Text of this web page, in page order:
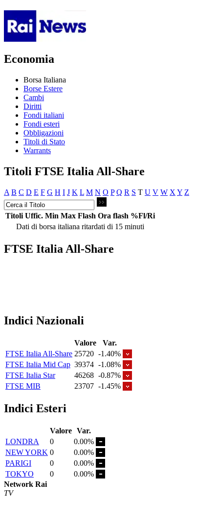
Economia
Borsa Italiana
Borse Estere
Cambi
Diritti
Fondi italiani
Fondi esteri
Obbligazioni
Titoli di Stato
Warrants
Titoli FTSE Italia All-Share
A B C D E F G H I J K L M N O P Q R S T U V W X Y Z
Titoli Uffic. Min Max Flash Ora flash %Fl/Ri
Dati di borsa italiana ritardati di 15 minuti
FTSE Italia All-Share
Indici Nazionali
Valore
Var.
FTSE Italia All-Share 25720 -1.40%
FTSE Italia Mid Cap 39374 -1.08%
FTSE Italia Star
46268 -0.87%
FTSE MIB
23707 -1.45%
Indici Esteri
Valore Var.
LONDRA
0
0.00%
NEW YORK 0
0.00%
PARIGI
0
0.00%
TOKYO
0
0.00%
Network Rai
TV